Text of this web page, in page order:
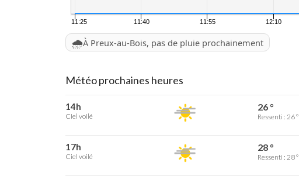
11:25 11:40 11:55 12:10
🌧️À Preux-au-Bois, pas de pluie prochainement
Météo prochaines heures
14h
Ciel voilé
26 °
Ressenti : 26 °
17h
Ciel voilé
28 °
Ressenti : 28 °